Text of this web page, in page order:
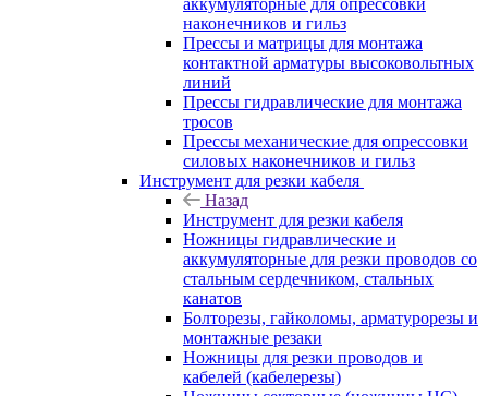
аккумуляторные для опрессовки
наконечников и гильз
Прессы и матрицы для монтажа
контактной арматуры высоковольтных
линий
Прессы гидравлические для монтажа
тросов
Прессы механические для опрессовки
силовых наконечников и гильз
Инструмент для резки кабеля
Назад
Инструмент для резки кабеля
Ножницы гидравлические и
аккумуляторные для резки проводов со
стальным сердечником, стальных
канатов
Болторезы, гайколомы, арматурорезы и
монтажные резаки
Ножницы для резки проводов и
кабелей (кабелерезы)